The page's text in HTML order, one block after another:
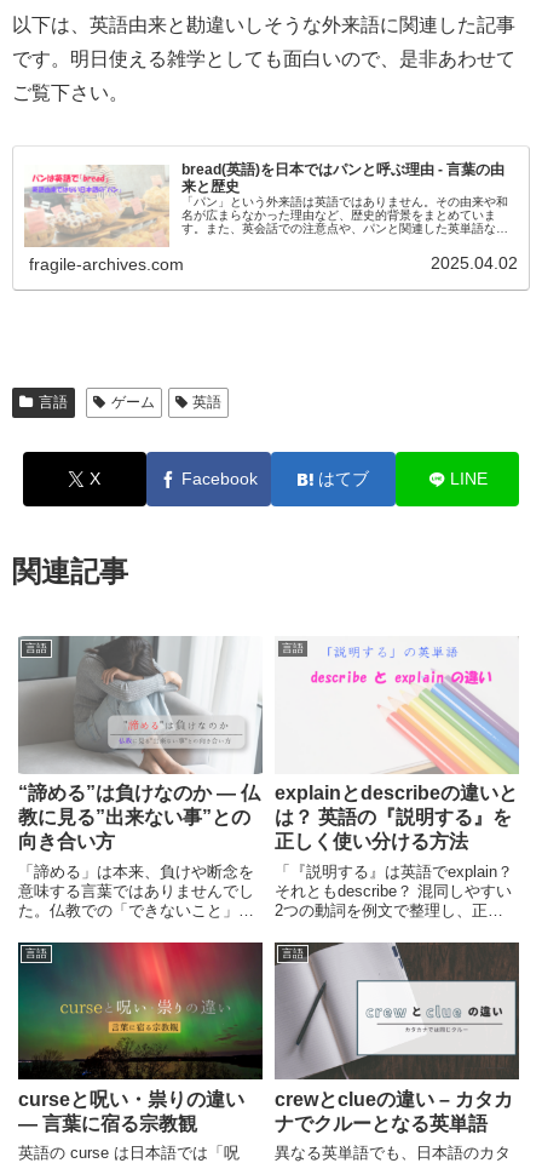
以下は、英語由来と勘違いしそうな外来語に関連した記事
です。明日使える雑学としても面白いので、是非あわせて
ご覧下さい。
bread(英語)を日本ではパンと呼ぶ理由 - 言葉の由
来と歴史
「パン」という外来語は英語ではありません。その由来や和
名が広まらなかった理由など、歴史的背景をまとめていま
す。また、英会話での注意点や、パンと関連した英単語など
fragile-archives.com 2025.04.02
言語 ゲーム 英語
X Facebook はてブ LINE
関連記事
言語
“諦める”は負けなのか ― 仏
教に見る”出来ない事”との
向き合い方
「諦める」は本来、負けや断念を
意味する言葉ではありませんでし
た。仏教での「できないこと」と
来の意味を整理し、日本人の価値
観の変化を読み解きます。
言語
explainとdescribeの違いと
は？ 英語の『説明する』を
正しく使い分ける方法
「『説明する』は英語でexplain？
それともdescribe？ 混同しやすい
2つの動詞を例文で整理し、正し
言語
curseと呪い・祟りの違い
― 言葉に宿る宗教観
英語の curse は日本語では「呪
言語
crewとclueの違い – カタカ
ナでクルーとなる英単語
異なる英単語でも、日本語のカタ